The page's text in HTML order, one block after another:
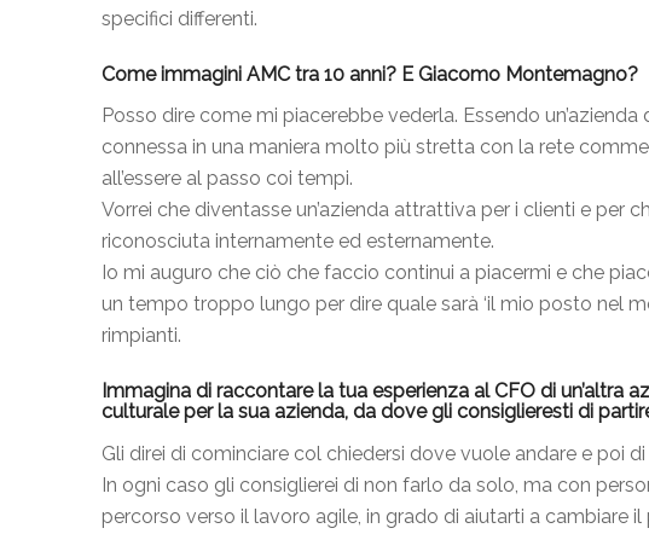
specifici differenti.
Come immagini AMC tra 10 anni? E Giacomo Montemagno?
Posso dire come mi piacerebbe vederla. Essendo
connessa in una maniera molto più stretta con la rete
all’essere al passo coi tempi.
Vorrei che diventasse un’azienda attrattiva per i clienti e per
riconosciuta internamente ed esternamente.
Io mi auguro che ciò che faccio continui a piacermi e che
un tempo troppo lungo per dire quale sarà ‘il mio posto nel
rimpianti.
Immagina di raccontare la tua esperienza al CFO di un’altra
culturale per la sua azienda, da dove gli consiglieresti di
Gli direi di cominciare col chiedersi dove vuole andare e poi
In ogni caso gli consiglierei di non farlo da solo, ma con
percorso verso il lavoro agile, in grado di aiutarti a cambiare